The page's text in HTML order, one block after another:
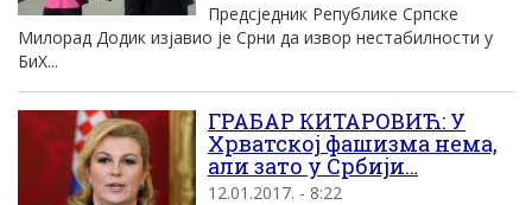
Предсједник Републике Српске
Милорад Додик изјавио је Срни да извор нестабилности у
БиХ...
ГРАБАР КИТАРОВИЋ: У
Хрватској фашизма нема,
али зато у Србији…
12.01.2017. - 8:22